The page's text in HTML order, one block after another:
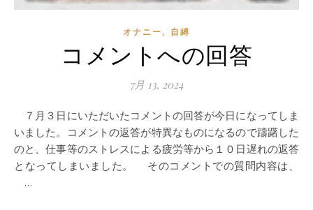
オナニー, 自縛
コメントへの回答
7月 13, 2024
７月３日にいただいたコメントの回答が今日になってしま
いました。コメントの返答が特異なものになるので躊躇した
のと、仕事等のストレスによる疲労等から１０日遅れの返答
となってしまいました。 そのコメントでの質問内容は、
…